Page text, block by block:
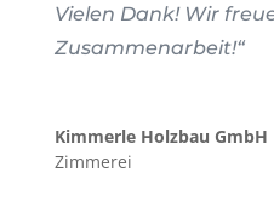
Vielen Dank! Wir
Zusammenarbeit!“
Kimmerle Holzbau GmbH
Zimmerei